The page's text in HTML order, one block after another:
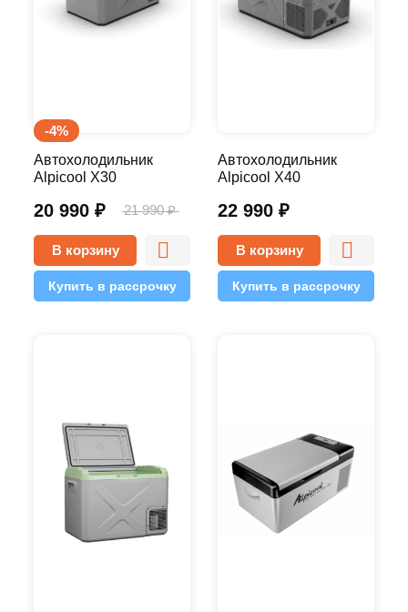
-4%
20 990 ₽ 21 990₽
Автохолодильник
Alpicool X30
В корзину
Купить в рассрочку
22 990 ₽
Автохолодильник
Alpicool X40
В корзину
Купить в рассрочку